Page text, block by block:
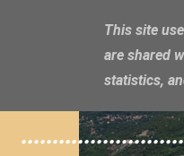
This site
are shared
statistics,